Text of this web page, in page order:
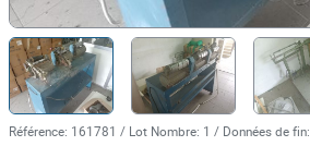
Référence: 161781 / Lot Nombre: 1 / Données de fin: